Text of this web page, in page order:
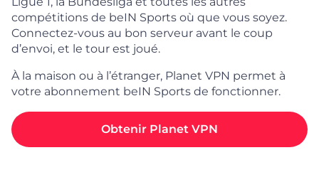
compétitions de beIN Sports où que vous soyez.
Connectez-vous au bon serveur avant le coup
d’envoi, et le tour est joué.
À la maison ou à l’étranger, Planet VPN permet à
votre abonnement beIN Sports de fonctionner.
Obtenir Planet VPN